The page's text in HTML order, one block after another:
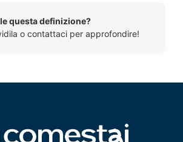
questa definizione?
o contattaci per approfondire!